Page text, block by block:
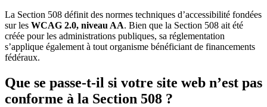
La Section 508 définit des normes techniques d’accessibilité fondées
sur les WCAG 2.0, niveau AA. Bien que la Section 508 ait été
créée pour les administrations publiques, sa réglementation
s’applique également à tout organisme bénéficiant de financements
fédéraux.
Que se passe-t-il si votre site web n’est pas
conforme à la Section 508 ?